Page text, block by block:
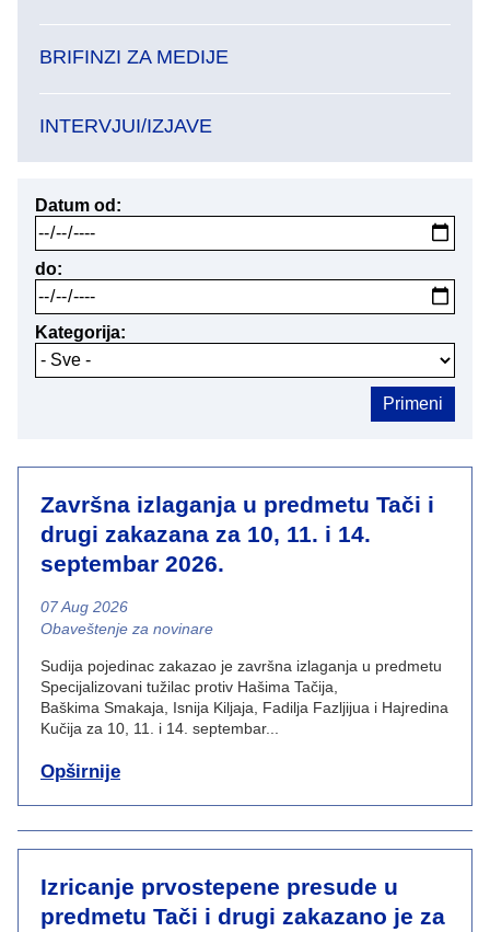
Datum od
do
Kategorija
Završna izlaganja u predmetu Tači i
drugi zakazana za 10, 11. i 14.
septembar 2026.
07 Aug 2026
News category
Obaveštenje za novinare
Sudija pojedinac zakazao je završna izlaganja u predmetu
Specijalizovani tužilac protiv Hašima Tačija,
Baškima Smakaja, Isnija Kiljaja, Fadilja Fazljijua i Hajredina
Kučija za 10, 11. i 14. septembar...
Opširnije
Izricanje prvostepene presude u
predmetu Tači i drugi zakazano je za
BRIFINZI ZA MEDIJE
INTERVJUI/IZJAVE